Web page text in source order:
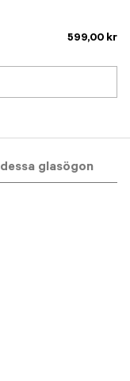
599,00 kr
glasögon